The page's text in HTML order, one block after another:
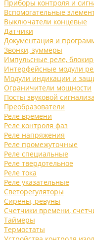
Приборы контроля и
Вспомогательные
Выключатели концевые
Датчики
Документация и
Звонки, зуммеры
Импульсные реле,
Интерфейсные модули
Модули индикации и
Ограничители мощности
Посты звуковой
Преобразователи
Реле времени
Реле контроля фаз
Реле напряжения
Реле промежуточные
Реле специальные
Реле твердотельное
Реле тока
Реле указательные
Светорегуляторы
Сирены, ревуны
Счетчики времени,
Таймеры
Термостаты